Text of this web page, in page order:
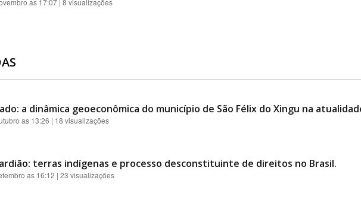
as 17:07 | 8 visualizações
a dinâmica geoeconômica do município de São Félix do Xingu na
as 13:26 | 18 visualizações
terras indígenas e processo desconstituinte de direitos no Brasil.
as 16:12 | 23 visualizações